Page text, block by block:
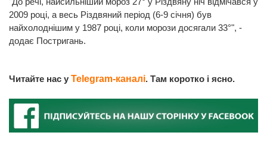
2009 році, а весь Різдвяний період (6-9 січня) був
найхолоднішим у 1987 році, коли морози досягали 33°", -
додає Постригань.
Читайте нас у Telegram-каналі. Там коротко і ясно.